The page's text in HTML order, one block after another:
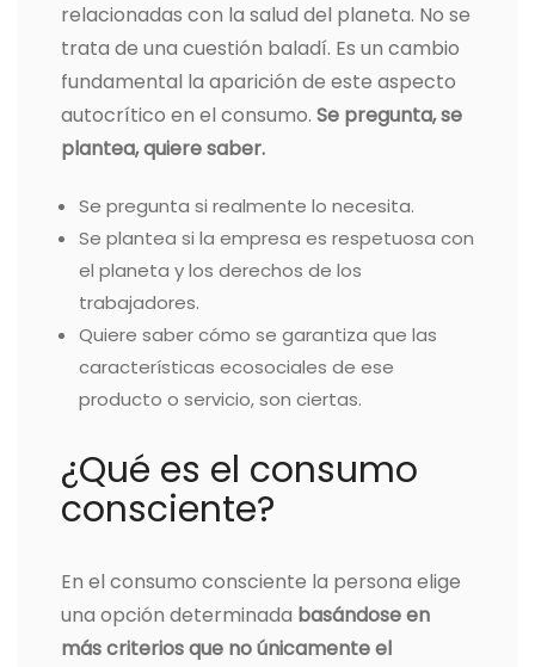
relacionadas con la salud del planeta. No se
trata de una cuestión baladí. Es un cambio
fundamental la aparición de este aspecto
autocrítico en el consumo. Se pregunta, se
plantea, quiere saber.
Se pregunta si realmente lo necesita.
Se plantea si la empresa es respetuosa con
el planeta y los derechos de los
trabajadores.
Quiere saber cómo se garantiza que las
características ecosociales de ese
producto o servicio, son ciertas.
¿Qué es el consumo
consciente?
En el consumo consciente la persona elige
una opción determinada basándose en
más criterios que no únicamente el